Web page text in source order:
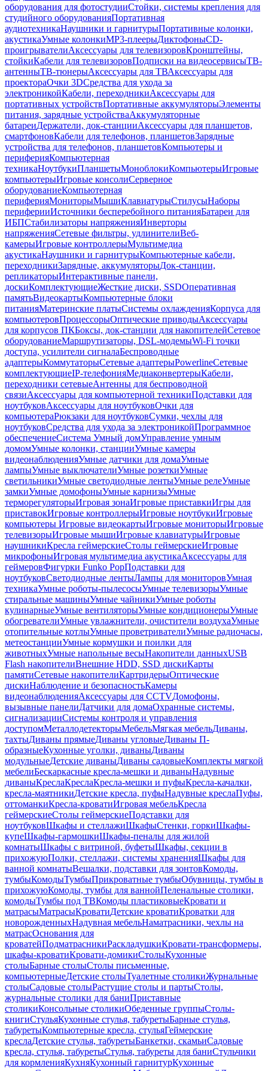
оборудования для фотостудииСтойки, системы крепления для
студийного оборудованияПортативная
аудиотехникаНаушники и гарнитурыПортативные колонки,
акустикаУмные колонкиMP3-плеерыДиктофоныCD-
проигрывателиАксессуары для телевизоровКронштейны,
стойкиКабели для телевизоровПодписки на видеосервисыТВ-
антенныТВ-тюнерыАксессуары для ТВАксессуары для
проектораОчки 3DСредства для ухода за
электроникойКабели, переходникиАксессуары для
портативных устройствПортативные аккумуляторыЭлементы
питания, зарядные устройстваАккумуляторные
батареиДержатели, док-станцииАксессуары для планшетов,
смартфоновКабели для телефонов, планшетовЗарядные
устройства для телефонов, планшетовКомпьютеры и
периферияКомпьютерная
техникаНоутбукиПланшетыМоноблокиКомпьютерыИгровые
компьютерыИгровые консолиСерверное
оборудованиеКомпьютерная
периферияМониторыМышиКлавиатурыСтилусыНаборы
периферииИсточники бесперебойного питанияБатареи для
ИБПСтабилизаторы напряженияИнверторы
напряженияСетевые фильтры, удлинителиВеб-
камерыИгровые контроллерыМультимедиа
акустикаНаушники и гарнитурыКомпьютерные кабели,
переходникиЗарядные, аккумуляторыДок-станции,
репликаторыИнтерактивные панели,
доскиКомплектующиеЖесткие диски, SSDОперативная
памятьВидеокартыКомпьютерные блоки
питанияМатеринские платыСистемы охлажденияКорпуса для
компьютеровПроцессорыОптические приводыАксессуары
для корпусов ПКБоксы, док-станции для накопителейСетевое
оборудованиеМаршрутизаторы, DSL-модемыWi-Fi точки
доступа, усилители сигналаБеспроводные
адаптерыКоммутаторыСетевые адаптерыPowerlineСетевые
комплектующиеIP-телефонияМедиаконвертерыКабели,
переходники сетевыеАнтенны для беспроводной
связиАксессуары для компьютерной техникиПодставки для
ноутбуковАксессуары для ноутбуковОчки для
компьютераРюкзаки для ноутбуковСумки, чехлы для
ноутбуковСредства для ухода за электроникойПрограммное
обеспечениеСистема Умный домУправление умным
домомУмные колонки, станцииУмные камеры
видеонаблюденияУмные датчики для домаУмные
лампыУмные выключателиУмные розеткиУмные
светильникиУмные светодиодные лентыУмные релеУмные
замкиУмные домофоныУмные карнизыУмные
терморегуляторыИгровая зонаИгровые приставкиИгры для
приставокИгровые контроллерыИгровые ноутбукиИгровые
компьютеры Игровые видеокартыИгровые мониторыИгровые
телевизорыИгровые мышиИгровые клавиатурыИгровые
наушникиКресла геймерскиеСтолы геймерскиеИгровые
микрофоныИгровая мультимедиа акустикаАксессуары для
геймеровФигурки Funko PopПодставки для
ноутбуковСветодиодные лентыЛампы для мониторовУмная
техникаУмные роботы-пылесосыУмные телевизорыУмные
стиральные машиныУмные чайникиУмные роботы
кулинарныеУмные вентиляторыУмные кондиционерыУмные
обогревателиУмные увлажнители, очистители воздухаУмные
отопительные котлыУмные проветривателиУмные радиочасы,
метеостанцииУмные кормушки и поилки для
животныхУмные напольные весыНакопители данныхUSB
Flash накопителиВнешние HDD, SSD дискиКарты
памятиСетевые накопителиКартридерыОптические
дискиНаблюдение и безопасностьКамеры
видеонаблюденияАксессуары для CCTVДомофоны,
вызывные панелиДатчики для домаОхранные системы,
сигнализацииСистемы контроля и управления
доступомМеталлодетекторыМебельМягкая мебельДиваны,
тахтыДиваны прямыеДиваны угловыеДиваны П-
образныеКухонные уголки, диваныДиваны
модульныеДетские диваныДиваны садовыеКомплекты мягкой
мебелиБескаркасные кресла-мешки и диваныНадувные
диваныКреслаКреслаКресла-мешки и пуфыКресла-качалки,
кресла-маятникиДетские кресла, пуфыНадувные креслаПуфы,
оттоманкиКресла-кроватиИгровая мебельКресла
геймерскиеСтолы геймерскиеПодставки для
ноутбуковШкафы и стеллажиШкафыСтенки, горкиШкафы-
купеШкафы-гармошкиШкафы-пеналы для жилой
комнатыШкафы с витриной, буфетыШкафы, секции в
прихожуюПолки, стеллажи, системы храненияШкафы для
ванной комнатыВешалки, подставки для зонтовКомоды,
тумбыКомодыТумбыПрикроватные тумбыОбувницы, тумбы в
прихожуюКомоды, тумбы для ваннойПеленальные столики,
комодыТумбы под ТВКомоды пластиковыеКровати и
матрасыМатрасыКроватиДетские кроватиКроватки для
новорожденныхНадувная мебельНаматрасники, чехлы на
матрасОснования для
кроватейПодматрасникиРаскладушкиКровати-трансформеры,
шкафы-кроватиКровати-домикиСтолыКухонные
столыБарные столыСтолы письменные,
компьютерныеДетские столыТуалетные столикиЖурнальные
столыСадовые столыРастущие столы и партыСтолы,
журнальные столики для баниПриставные
столикиКонсольные столикиОбеденные группыСтолы-
книгиСтульяКухонные стулья, табуретыБарные стулья,
табуретыКомпьютерные кресла, стульяГеймерские
креслаДетские стулья, табуретыБанкетки, скамьиСадовые
кресла, стулья, табуретыСтулья, табуреты для баниСтульчики
для кормленияКухняКухонный гарнитурКухонные